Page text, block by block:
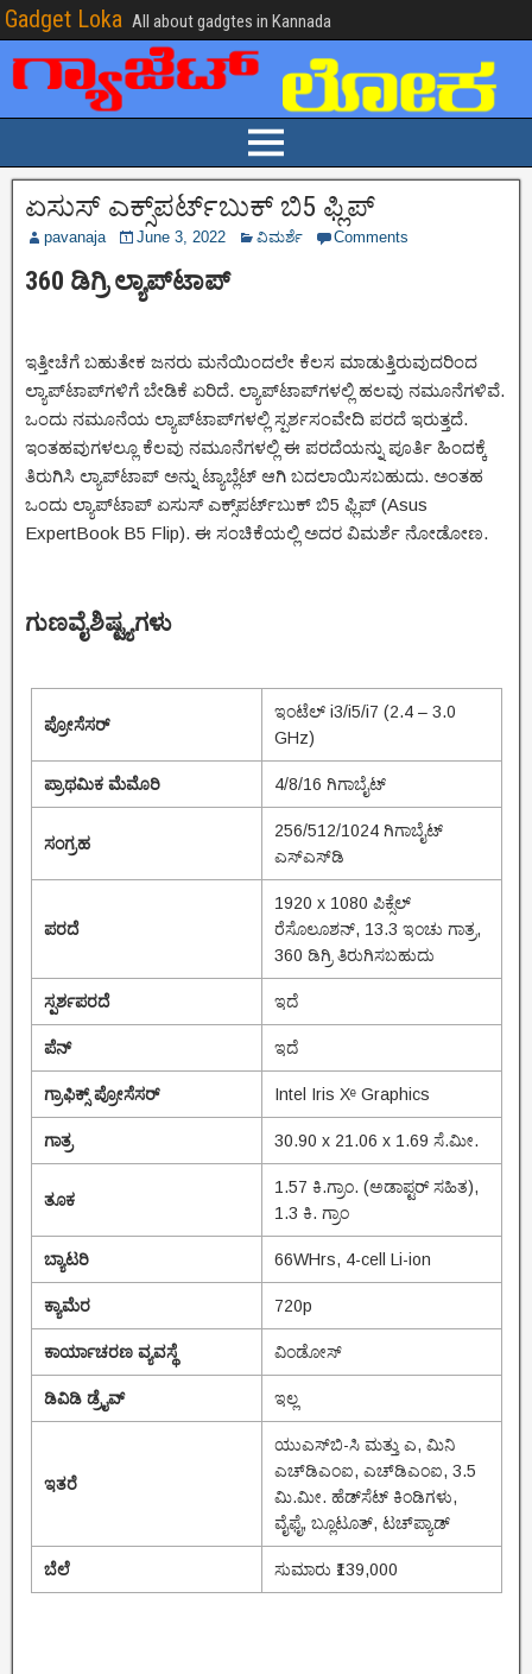
Gadget Loka All about gadgtes in Kannada
ಏಸುಸ್ ಎಕ್ಸ್‌ಪರ್ಟ್‌ಬುಕ್ ಬಿ5 ಫ್ಲಿಪ್
pavanaja June 3, 2022 ವಿಮರ್ಶೆ Comments
360 ಡಿಗ್ರಿ ಲ್ಯಾಪ್‌ಟಾಪ್
ಇತ್ತೀಚೆಗೆ ಬಹುತೇಕ ಜನರು ಮನೆಯಿಂದಲೇ ಕೆಲಸ ಮಾಡುತ್ತಿರುವುದರಿಂದ
ಲ್ಯಾಪ್‌ಟಾಪ್‌ಗಳಿಗೆ ಬೇಡಿಕೆ ಏರಿದೆ. ಲ್ಯಾಪ್‌ಟಾಪ್‌ಗಳಲ್ಲಿ ಹಲವು ನಮೂನೆಗಳಿವೆ.
ಒಂದು ನಮೂನೆಯ ಲ್ಯಾಪ್‌ಟಾಪ್‌ಗಳಲ್ಲಿ ಸ್ಪರ್ಶಸಂವೇದಿ ಪರದೆ ಇರುತ್ತದೆ.
ಇಂತಹವುಗಳಲ್ಲೂ ಕೆಲವು ನಮೂನೆಗಳಲ್ಲಿ ಈ ಪರದೆಯನ್ನು ಪೂರ್ತಿ ಹಿಂದಕ್ಕೆ
ತಿರುಗಿಸಿ ಲ್ಯಾಪ್‌ಟಾಪ್ ಅನ್ನು ಟ್ಯಾಬ್ಲೆಟ್ ಆಗಿ ಬದಲಾಯಿಸಬಹುದು. ಅಂತಹ
ಒಂದು ಲ್ಯಾಪ್‌ಟಾಪ್ ಏಸುಸ್‌ ಎಕ್ಸ್‌ಪರ್ಟ್‌ಬುಕ್ ಬಿ5 ಫ್ಲಿಪ್ (Asus
ExpertBook B5 Flip). ಈ ಸಂಚಿಕೆಯಲ್ಲಿ ಅದರ ವಿಮರ್ಶೆ ನೋಡೋಣ.
ಗುಣವೈಶಿಷ್ಟ್ಯಗಳು
ಪ್ರೋಸೆಸರ್
ಇಂಟೆಲ್ i3/i5/i7 (2.4 – 3.0
GHz)
ಪ್ರಾಥಮಿಕ ಮೆಮೊರಿ 4/8/16 ಗಿಗಾಬೈಟ್
ಸಂಗ್ರಹ
256/512/1024 ಗಿಗಾಬೈಟ್
ಎಸ್‌ಎಸ್‌ಡಿ
ಪರದೆ
1920 x 1080 ಪಿಕ್ಸೆಲ್
ರೆಸೊಲೂಶನ್‌, 13.3 ಇಂಚು ಗಾತ್ರ,
360 ಡಿಗ್ರಿ ತಿರುಗಿಸಬಹುದು
ಸ್ಪರ್ಶಪರದೆ ಇದೆ
ಪೆನ್ ‌ಇದೆ
ಗ್ರಾಫಿಕ್ಸ್ ಪ್ರೋಸೆಸರ್ Intel Iris Xᵉ Graphics
ಗಾತ್ರ 30.90 x 21.06 x 1.69 ಸೆ.ಮೀ.
ತೂಕ
1.57 ಕಿ.ಗ್ರಾಂ. (ಅಡಾಪ್ಟರ್ ಸಹಿತ),
1.3 ಕಿ. ಗ್ರಾಂ
ಬ್ಯಾಟರಿ 66WHrs, 4-cell Li-ion
ಕ್ಯಾಮೆರ 720p
ಕಾರ್ಯಾಚರಣ ವ್ಯವಸ್ಥೆ ವಿಂಡೋಸ್
ಡಿವಿಡಿ ಡ್ರೈವ್ ‌ಇಲ್ಲ
ಇತರೆ
ಯುಎಸ್‌ಬಿ-ಸಿ ಮತ್ತು ಎ, ಮಿನಿ
ಎಚ್‌ಡಿಎಂಐ, ಎಚ್‌ಡಿಎಂಐ, 3.5
ಮಿ.ಮೀ. ಹೆಡ್‌ಸೆಟ್ ಕಿಂಡಿಗಳು,
ವೈಫೈ, ಬ್ಲೂಟೂತ್, ಟಚ್‌ಪ್ಯಾಡ್
ಬೆಲೆ ಸುಮಾರು ₹139,000